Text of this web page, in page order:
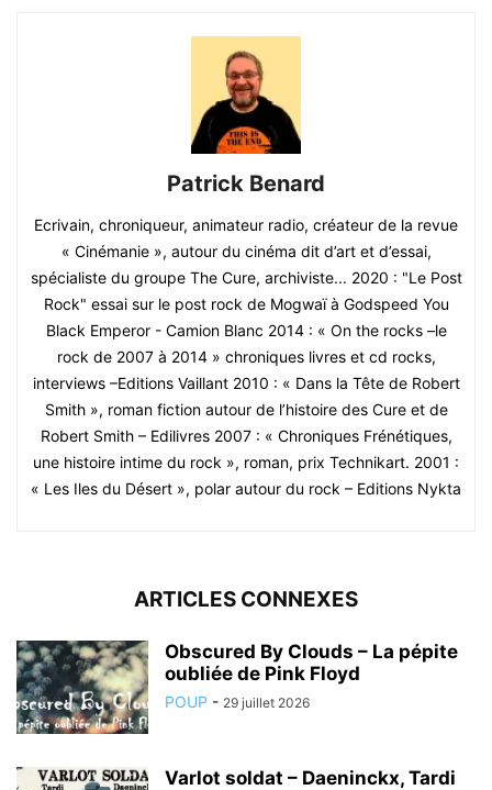
Patrick Benard
Ecrivain, chroniqueur, animateur radio, créateur de la revue
« Cinémanie », autour du cinéma dit d’art et d’essai,
spécialiste du groupe The Cure, archiviste... 2020 : "Le Post
Rock" essai sur le post rock de Mogwaï à Godspeed You
Black Emperor - Camion Blanc 2014 : « On the rocks –le
rock de 2007 à 2014 » chroniques livres et cd rocks,
interviews –Editions Vaillant 2010 : « Dans la Tête de Robert
Smith », roman fiction autour de l’histoire des Cure et de
Robert Smith – Edilivres 2007 : « Chroniques Frénétiques,
une histoire intime du rock », roman, prix Technikart. 2001 :
« Les Iles du Désert », polar autour du rock – Editions Nykta
ARTICLES CONNEXES
Obscured By Clouds – La pépite
oubliée de Pink Floyd
POUP - 29 juillet 2026
Varlot soldat – Daeninckx, Tardi